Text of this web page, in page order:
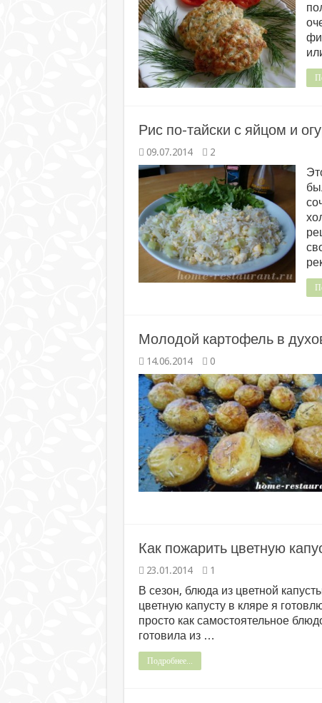
Рис по-тайски с яйцом и
09.07.2014 2
Молодой картофель в
14.06.2014 0
Как пожарить цветную
23.01.2014 1
В сезон, блюда из цветной
цветную капусту в кляре я
просто как самостоятельное
готовила из …
Подробнее...